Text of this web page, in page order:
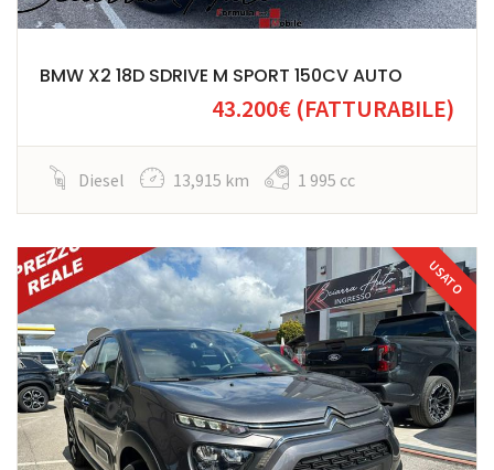
BMW X2 18D SDRIVE M SPORT 150CV AUTO
43.200€ (FATTURABILE)
Diesel 13,915 km 1 995 cc
USATO